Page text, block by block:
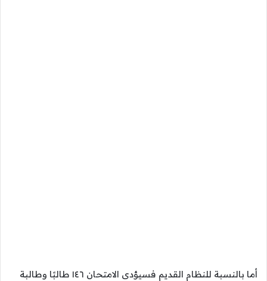
أما بالنسبة للنظام القديم فسيؤدى الامتحان ١٤٦ طالبًا وطالبة